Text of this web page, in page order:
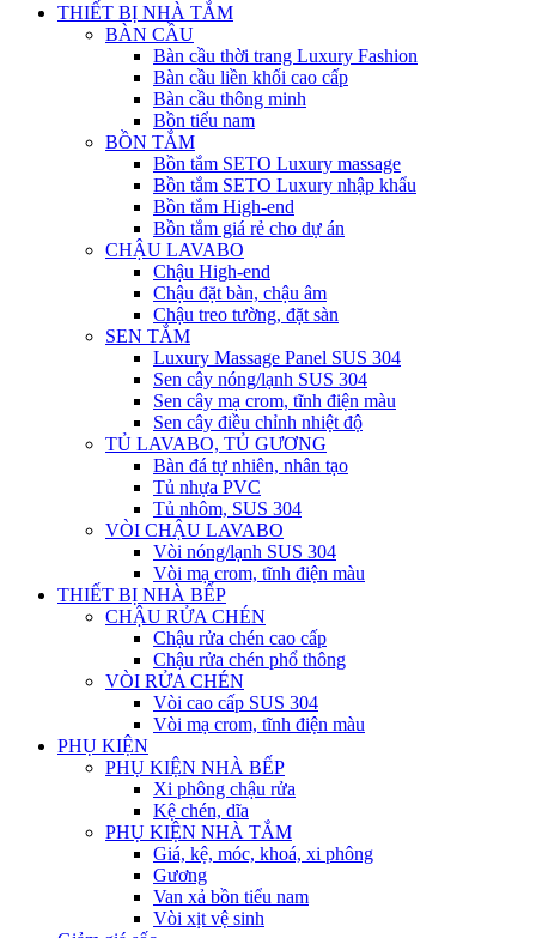
THIẾT BỊ NHÀ TẮM
BÀN CẦU
Bàn cầu thời trang Luxury Fashion
Bàn cầu liền khối cao cấp
Bàn cầu thông minh
Bồn tiểu nam
BỒN TẮM
Bồn tắm SETO Luxury massage
Bồn tắm SETO Luxury nhập khẩu
Bồn tắm High-end
Bồn tắm giá rẻ cho dự án
CHẬU LAVABO
Chậu High-end
Chậu đặt bàn, chậu âm
Chậu treo tường, đặt sàn
SEN TẮM
Luxury Massage Panel SUS 304
Sen cây nóng/lạnh SUS 304
Sen cây mạ crom, tĩnh điện màu
Sen cây điều chỉnh nhiệt độ
TỦ LAVABO, TỦ GƯƠNG
Bàn đá tự nhiên, nhân tạo
Tủ nhựa PVC
Tủ nhôm, SUS 304
VÒI CHẬU LAVABO
Vòi nóng/lạnh SUS 304
Vòi mạ crom, tĩnh điện màu
THIẾT BỊ NHÀ BẾP
CHẬU RỬA CHÉN
Chậu rửa chén cao cấp
Chậu rửa chén phổ thông
VÒI RỬA CHÉN
Vòi cao cấp SUS 304
Vòi mạ crom, tĩnh điện màu
PHỤ KIỆN
PHỤ KIỆN NHÀ BẾP
Xi phông chậu rửa
Kệ chén, dĩa
PHỤ KIỆN NHÀ TẮM
Giá, kệ, móc, khoá, xi phông
Gương
Van xả bồn tiểu nam
Vòi xịt vệ sinh